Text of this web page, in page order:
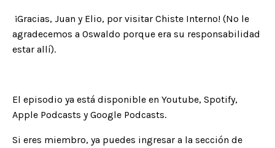
¡Gracias, Juan y Elio, por visitar Chiste Interno! (No le
agradecemos a Oswaldo porque era su responsabilidad
estar allí).
El episodio ya está disponible en Youtube, Spotify,
Apple Podcasts yGoogle Podcasts.
Si eres miembro, ya puedes ingresar a la sección de